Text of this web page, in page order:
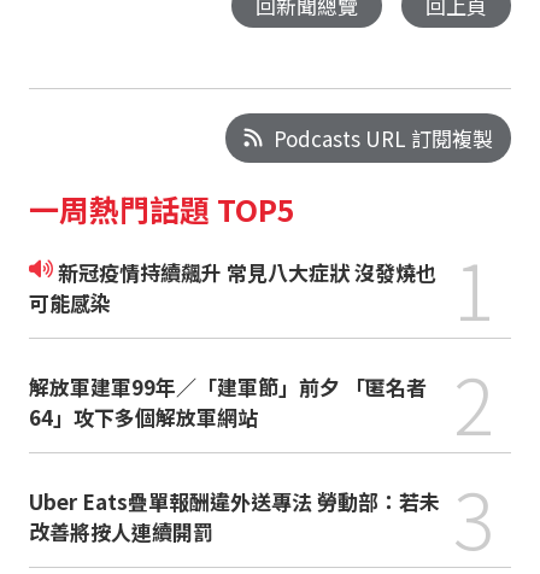
Podcasts URL 訂閱複製
一周熱門話題 TOP5
新冠疫情持續飆升 常見八大症狀 沒發燒也
可能感染
1
解放軍建軍99年／「建軍節」前夕 「匿名者
64」攻下多個解放軍網站
2
Uber Eats疊單報酬違外送專法 勞動部：若未
改善將按人連續開罰
3